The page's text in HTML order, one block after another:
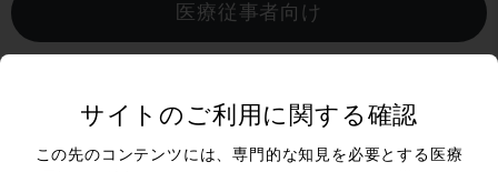
医療従事者向け
サイトのご利用に関する確認
この先のコンテンツには、専門的な知見を必要とする医療